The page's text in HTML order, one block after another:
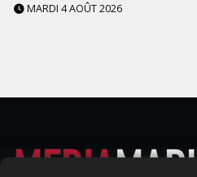
MARDI 4 AOÛT 2026